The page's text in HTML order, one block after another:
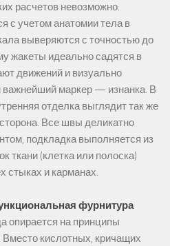
расчетов невозможно.
с учетом анатомии тела в
выверяются с точностью до
жакеты идеально садятся в
движений и визуально
важнейший маркер — изнанка. В
отделка выглядит так же
Все швы деликатно
подкладка выполняется из
ткани (клетка или полоска)
стыках и карманах.
фурнитура
опирается на принципы
Вместо кислотных, кричащих